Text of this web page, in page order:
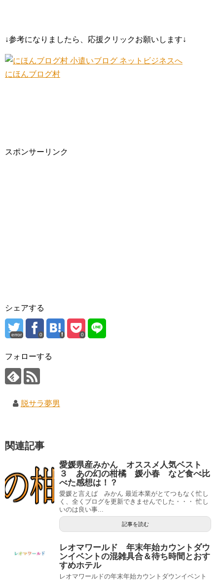
↓参考になりましたら、応援クリックお願いします↓
にほんブログ村
スポンサーリンク
シェアする
error 0 0
フォローする
脱サラ夢男
関連記事
愛媛県産みかん オススメ人気ベスト
３ あの幻の柑橘 媛小春 など食べ比
べた感想は！？
愛媛と言えば みかん 最近本業がとてつもなく忙し
く、全くブログを更新できませんでした・・・ 忙し
いのは良い事...
記事を読む
レオマワールド 年末年始カウントダウ
ンイベントの混雑具合＆待ち時間とおす
すめホテル
レオマワールドの年末年始カウントダウンイベント